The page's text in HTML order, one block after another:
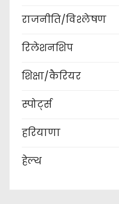
राजनीति/विश्लेषण
रिलेशनशिप
शिक्षा/कैरियर
स्पोर्ट्स
हरियाणा
हेल्थ